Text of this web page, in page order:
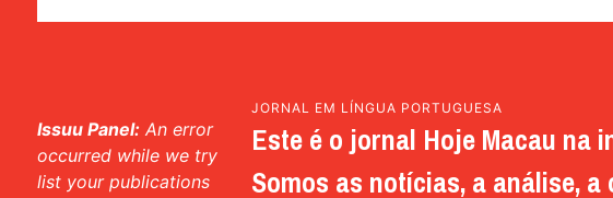
Issuu Panel: An error
occurred while we try
list your publications
JORNAL EM LÍNGUA PORTUGUESA
Este é o jornal Hoje Macau na
Somos as notícias, a análise, a